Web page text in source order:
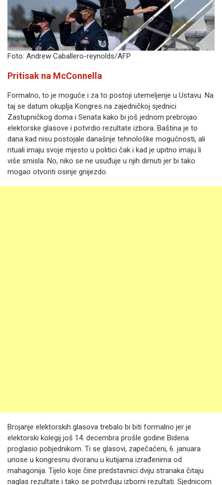
Foto: Andrew Caballero-reynolds/AFP
Pritisak na McConnella
Formalno, to je moguće i za to postoji utemeljenje u Ustavu. Na
taj se datum okuplja Kongres na zajedničkoj sjednici
Zastupničkog doma i Senata kako bi još jednom prebrojao
elektorske glasove i potvrdio rezultate izbora. Baština je to
dana kad nisu postojale današnje tehnološke mogućnosti, ali
rituali imaju svoje mjesto u politici čak i kad je upitno imaju li
više smisla. No, niko se ne usuđuje u njih dirnuti jer bi tako
mogao otvoriti osinje gnijezdo.
Brojanje elektorskih glasova trebalo bi biti formalno jer je
elektorski kolegij još 14. decembra prošle godine Bidena
proglasio pobjednikom. Ti se glasovi, zapečaćeni, 6. januara
unose u kongresnu dvoranu u kutijama izrađenima od
mahagonija. Tijelo koje čine predstavnici dviju stranaka čitaju
naglas rezultate i tako se potvrđuju izborni rezultati. Sjednicom